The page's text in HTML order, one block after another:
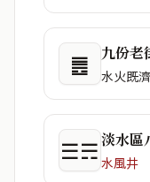
䷌ 九份老
水火既濟
☰☴淡水區
水風井